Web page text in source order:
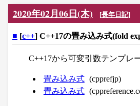
2020年02月06日(木) [長年日記]
■ [c++] C++17の畳み込み式(fold
C++17から可変引数テンプレ
畳み込み式 (cpprefjp)
畳み込み式